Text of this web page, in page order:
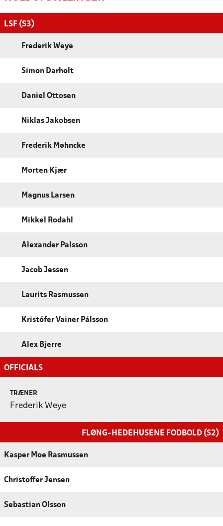
LSF (S3)
Frederik Weye
Simon Darholt
Daniel Ottosen
Niklas Jakobsen
Frederik Møhncke
Morten Kjær
Magnus Larsen
Mikkel Rodahl
Alexander Palsson
Jacob Jessen
Laurits Rasmussen
Kristófer Vainer Pálsson
Alex Bjerre
OFFICIALS
TRÆNER
Frederik Weye
FLØNG-HEDEHUSENE FODBOLD (S2)
Kasper Moe Rasmussen
Christoffer Jensen
Sebastian Olsson